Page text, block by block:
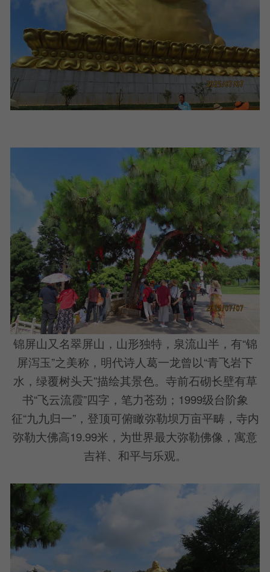
锦屏山又名翠屏山，山形独特，泉流山半，有“锦
屏泻玉”之美称，明代诗人葛一龙曾以“青飞岩下
水，绿覆树头天”描绘其景色。寺前石砌长壁有草
书“飞云流霞”四字，笔力苍劲；1999级台阶象
征“九九归一”，登顶可俯瞰弥勒坝万亩平畴，寺内
弥勒大佛高19.99米，为世界最大弥勒佛像，寓意
吉祥、和平与乐观。